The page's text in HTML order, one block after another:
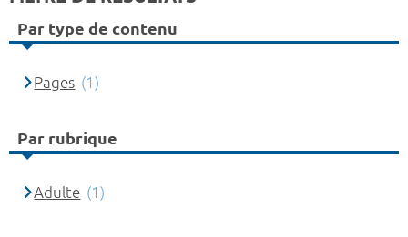
Par type de contenu
Pages (1)
Par rubrique
Adulte (1)